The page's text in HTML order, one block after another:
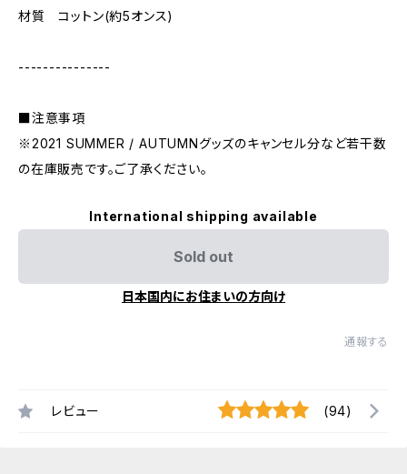
材質 コットン(約5オンス)
---------------
■注意事項
※2021 SUMMER / AUTUMNグッズのキャンセル分など若干数
の在庫販売です。ご了承ください。
International shipping available
Sold out
日本国内にお住まいの方向け
通報する
レビュー (94)